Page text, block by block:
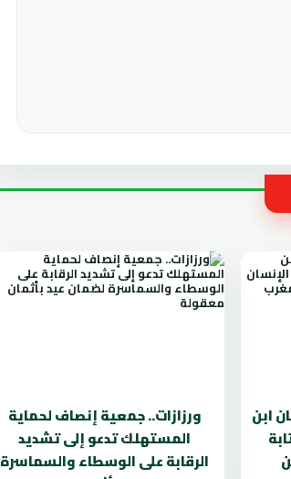
ابن
ورزازات.. جمعية إنصاف لحماية
المستهلك تدعو إلى تشديد
الرقابة على الوسطاء والسماسرة